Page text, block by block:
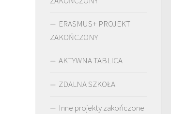
ERASMUS+ PROJEKT
ZAKOŃCZONY
AKTYWNA TABLICA
ZDALNA SZKOŁA
Inne projekty zakończone